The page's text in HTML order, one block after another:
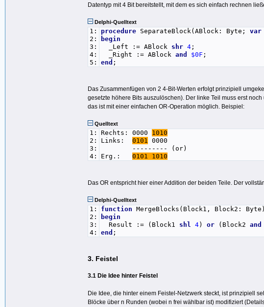
Datentyp mit 4 Bit bereitstellt, mit dem es sich einfach rechnen
Delphi-Quelltext
1:
2:
3:
4:
5:
procedure SeparateBlock(ABlock: Byte; var
begin
_Left := ABlock shr 4 ;
_Right := ABlock and $0F ;
end ;
Das Zusammenfügen von 2 4-Bit-Werten erfolgt prinzipiell
gesetzte höhere Bits auszulöschen). Der linke Teil muss erst
das ist mit einer einfachen OR-Operation möglich. Beispiel:
Quelltext
1:
2:
3:
4:
Rechts: 0000 1010
Links: 0101 0000
--------- (or)
Erg.: 0101 1010
Das OR entspricht hier einer Addition der beiden Teile. Der
Delphi-Quelltext
1:
2:
3:
4:
function MergeBlocks(Block1, Block2:
begin
Result := (Block1 shl 4) or (Block2 and
end ;
3. Feistel
3.1 Die Idee hinter Feistel
Die Idee, die hinter einem Feistel-Netzwerk steckt, ist prinzipiell
Blöcke über n Runden (wobei n frei wählbar ist) modifiziert